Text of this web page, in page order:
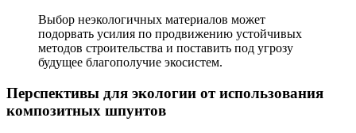
Выбор неэкологичных материалов может
подорвать усилия по продвижению устойчивых
методов строительства и поставить под угрозу
будущее благополучие экосистем.
Перспективы для экологии от использования
композитных шпунтов